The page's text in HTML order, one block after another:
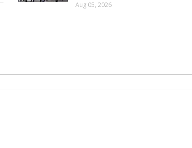
Aug 05, 2026